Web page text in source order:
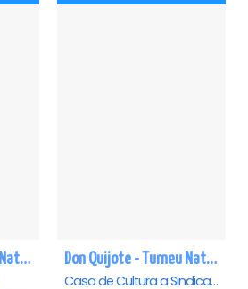
Don Quijote - Turneu National de balet - Deva Don Quijote - Turneu National de balet - Oradea
Casa de Cultura a Sindicatelor , Oradea